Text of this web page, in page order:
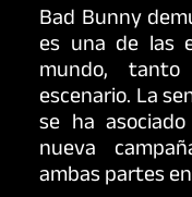
Bad Bunny
es una de las
mundo,
escenario. La
se ha
nueva
ambas partes